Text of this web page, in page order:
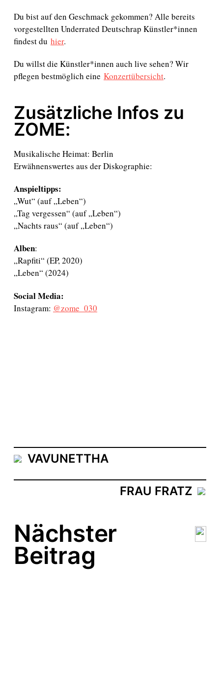
Du bist auf den Geschmack gekommen? Alle bereits
vorgestellten Underrated Deutschrap Künstler*innen
findest du hier.
Du willst die Künstler*innen auch live sehen? Wir
pflegen bestmöglich eine Konzertübersicht.
Zusätzliche Infos zu
ZOME:
Musikalische Heimat: Berlin
Erwähnenswertes aus der Diskographie:
Anspieltipps:
„Wut“ (auf „Leben“)
„Tag vergessen“ (auf „Leben“)
„Nachts raus“ (auf „Leben“)
Alben:
„Rapfiti“ (EP, 2020)
„Leben“ (2024)
Social Media:
Instagram: @zome_030
VAVUNETTHA
FRAU FRATZ
Nächster
Beitrag